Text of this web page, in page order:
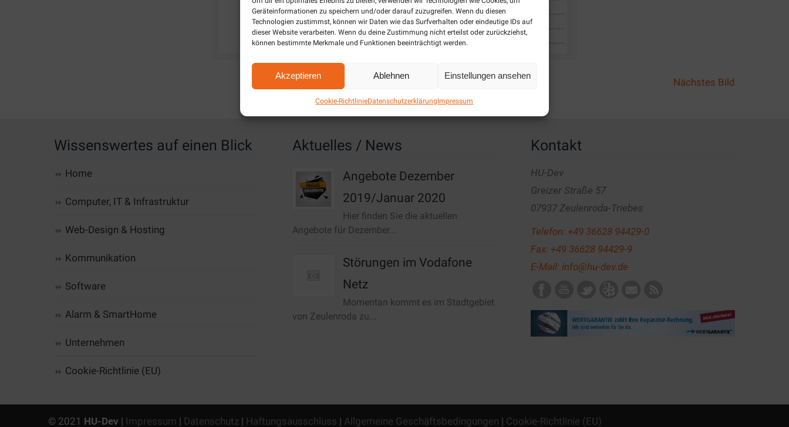
Geräteinformationen zu speichern und/oder darauf zuzugreifen. Wenn du diesen
Technologien zustimmst, können wir Daten wie das Surfverhalten oder eindeutige IDs auf
dieser Website verarbeiten. Wenn du deine Zustimmung nicht erteilst oder zurückziehst,
können bestimmte Merkmale und Funktionen beeinträchtigt werden.
Akzeptieren Ablehnen Einstellungen ansehen
Cookie-RichtlinieDatenschutzerklärungImpressum
Nächstes Bild
Wissenswertes auf einen Blick
Home
Computer, IT & Infrastruktur
Web-Design & Hosting
Kommunikation
Software
Alarm & SmartHome
Unternehmen
Cookie-Richtlinie (EU)
Aktuelles / News
Angebote Dezember
2019/Januar 2020
Hier finden Sie die aktuellen
Angebote für Dezember...
Störungen im Vodafone
Netz
Momentan kommt es im Stadtgebiet
von Zeulenroda zu...
Kontakt
HU-Dev
Greizer Straße 57
07937 Zeulenroda-Triebes
Telefon: +49 36628 94429-0
Fax: +49 36628 94429-9
E-Mail: info@hu-dev.de
© 2021 HU-Dev | Impressum | Datenschutz | Haftungsausschluss | Allgemeine Geschäftsbedingungen | Cookie-Richtlinie (EU)